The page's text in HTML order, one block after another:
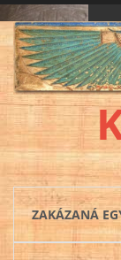
Skočiť na hlavný
ZAKÁZANÁ